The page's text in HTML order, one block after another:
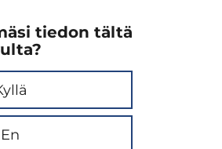
tiedon tältä
En